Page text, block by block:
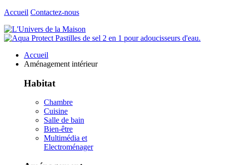
Accueil Contactez-nous
Accueil
Aménagement intérieur
Habitat
Chambre
Cuisine
Salle de bain
Bien-être
Multimédia et
Electroménager